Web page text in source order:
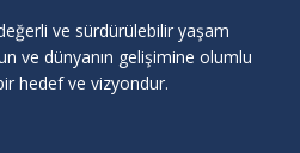
ve sürdürülebilir yaşam
ve dünyanın gelişimine olumlu
hedef ve vizyondur.